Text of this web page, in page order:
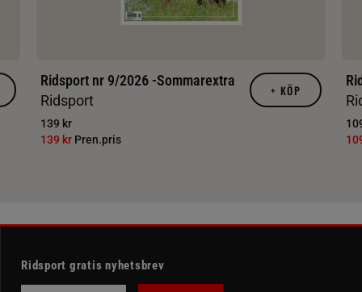
Ridsport nr 9/2026 -Sommarextra
Ridsport
139 kr
139 kr Pren.pris
+ KÖP
Ridsport gratis nyhetsbrev